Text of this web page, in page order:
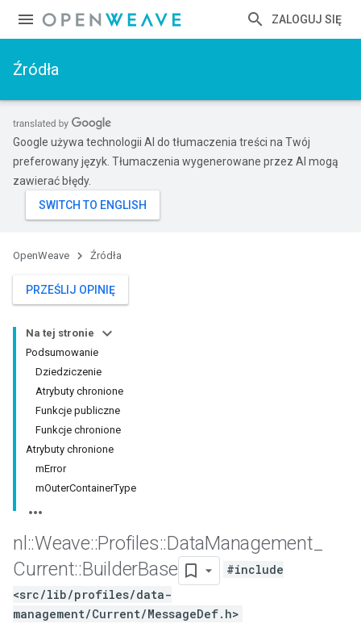
ZALOGUJ SIĘ
Źródła
Google używa technologii AI do tłumaczenia treści na Twój
preferowany język. Tłumaczenia wygenerowane przez AI mogą
zawierać błędy.
OpenWeave Źródła
PRZEŚLIJ OPINIĘ
Na tej stronie
Podsumowanie
Dziedziczenie
Atrybuty chronione
Funkcje publiczne
Funkcje chronione
Atrybuty chronione
mError
mOuterContainerType
nl ::Weave::Profiles::DataManagement
Current::BuilderBase
#include
<src/lib/profiles/data-
management/Current/MessageDef.h>